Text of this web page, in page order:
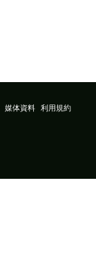
媒体資料
利用規約